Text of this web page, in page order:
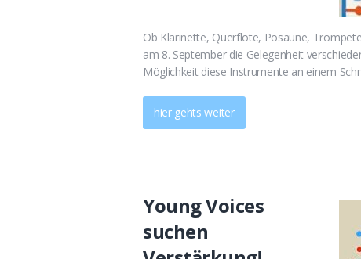
Ob Klarinette, Querflöte, Posaune,
am 8. September die Gelegenheit
Möglichkeit diese Instrumente an einem
hier gehts weiter
Young Voices
suchen